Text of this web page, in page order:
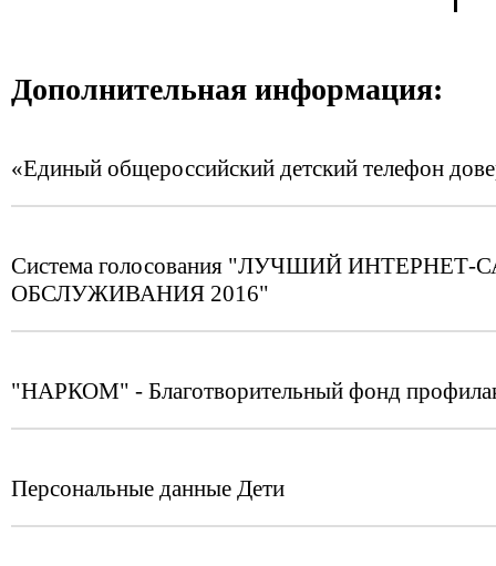
Дополнительная информация:
«Единый общероссийский детский телефон
Система голосования "ЛУЧШИЙ
ОБСЛУЖИВАНИЯ 2016"
"НАРКОМ" - Благотворительный фонд
Персональные данные Дети